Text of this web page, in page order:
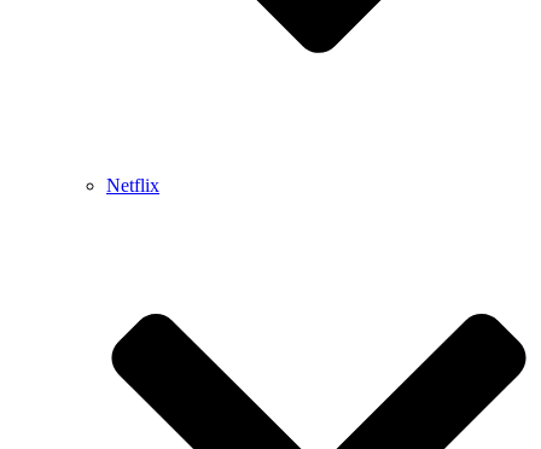
Netflix